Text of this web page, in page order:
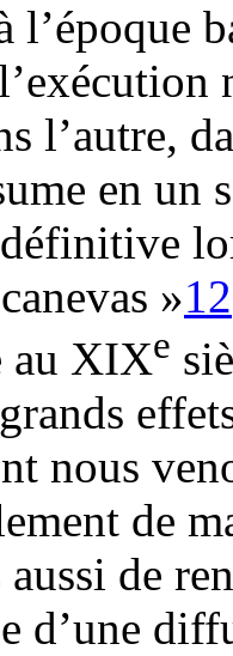
l’époque
l’autre,
en un
»12
au XIXe
nous
de
de
d’une